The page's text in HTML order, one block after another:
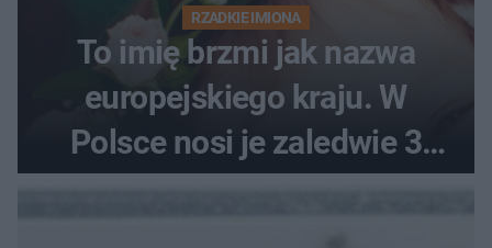
RZADKIE IMIONA
To imię brzmi jak nazwa
europejskiego kraju. W
Polsce nosi je zaledwie 3
kobiety